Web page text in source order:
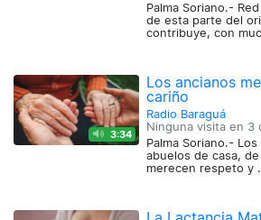
Palma Soriano.-
de esta parte del
contribuye, con
3:34
Los ancianos
cariño
Radio Baraguá
Ninguna visita en 3
Palma Soriano.-
abuelos de casa,
merecen respeto y